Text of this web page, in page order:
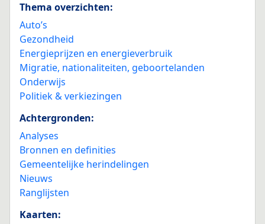
Thema overzichten:
Auto’s
Gezondheid
Energieprijzen en energieverbruik
Migratie, nationaliteiten, geboortelanden
Onderwijs
Politiek & verkiezingen
Achtergronden:
Analyses
Bronnen en definities
Gemeentelijke herindelingen
Nieuws
Ranglijsten
Kaarten: